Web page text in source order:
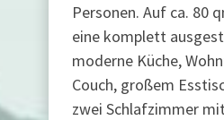
Personen. Auf ca. 80
eine komplett
moderne Küche,
Couch, großem
zwei Schlafzimmer